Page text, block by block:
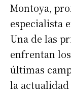
Montoya,
especialista
Una de las
enfrentan
últimas
la actualidad